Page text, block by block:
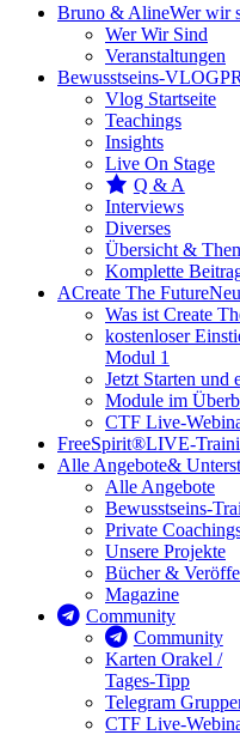
Bruno & AlineWer wir
Wer Wir Sind
Veranstaltungen
Bewusstseins-VLOG
Vlog Startseite
Teachings
Insights
Live On Stage
Q & A
Interviews
Diverses
Übersicht &
Komplette
ACreate The FutureNeu
Was ist Create
kostenloser
Modul 1
Jetzt Starten und
Module im
CTF Live-
FreeSpirit®LIVE-
Alle Angebote&
Alle Angebote
Bewusstseins-
Private
Unsere Projekte
Bücher &
Magazine
Community
Community
Karten Orakel /
Tages-Tipp
Telegram
CTF Live-